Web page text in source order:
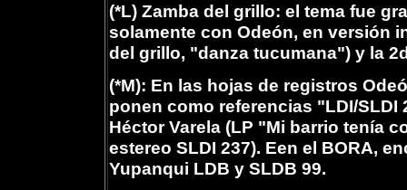
(*L) Zamba del grillo: el tema fue
solamente con Odeón, en versión
del grillo, "danza tucumana") y la
(*M): En las hojas de registros
ponen como referencias "LDI/
Héctor Varela (LP "Mi barrio tenía
estereo SLDI 237). Een el BORA,
Yupanqui LDB y SLDB 99.